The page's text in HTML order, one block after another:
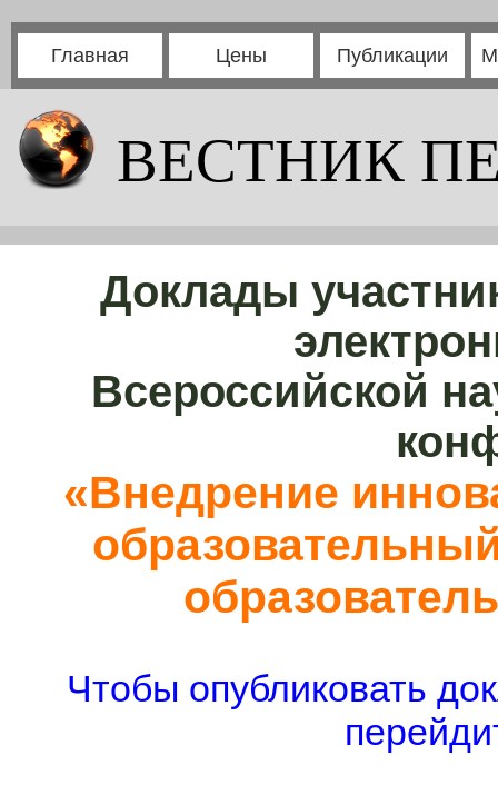
Главная Цены Публикации
ВЕСТНИК
Доклады
Всероссийской
«Внедрение
Чтобы опубликовать